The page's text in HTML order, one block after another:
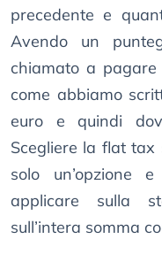
precedente e
Avendo un
chiamato a
come abbiamo
euro e quindi
Scegliere la flat tax
solo un’opzione
applicare sulla
sull’intera somma